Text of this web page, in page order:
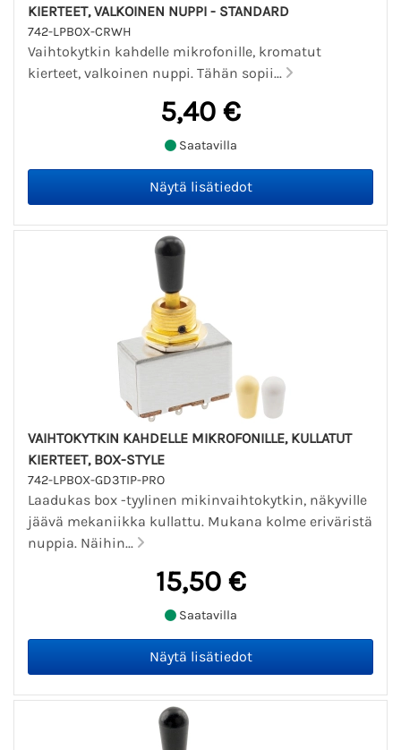
KIERTEET, VALKOINEN NUPPI - STANDARD
742-LPBOX-CRWH
Vaihtokytkin kahdelle mikrofonille, kromatut
kierteet, valkoinen nuppi. Tähän sopii...
5,40 €
Saatavilla
VAIHTOKYTKIN KAHDELLE MIKROFONILLE, KULLATUT
KIERTEET, BOX-STYLE
742-LPBOX-GD3TIP-PRO
Laadukas box -tyylinen mikinvaihtokytkin, näkyville
jäävä mekaniikka kullattu. Mukana kolme eriväristä
nuppia. Näihin...
15,50 €
Saatavilla